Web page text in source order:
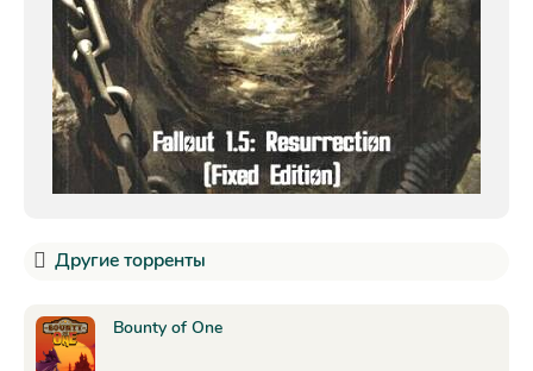
Другие торренты
Bounty of One